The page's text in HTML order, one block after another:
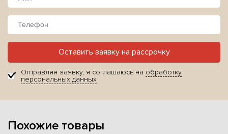
Оставить заявку на рассрочку
Отправляя заявку, я соглашаюсь на обработку
персональных данных
Похожие товары